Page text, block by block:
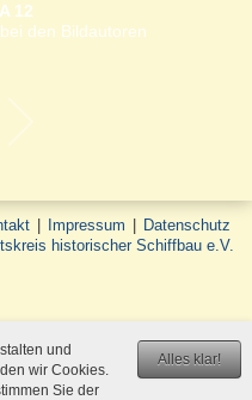
12
den Bildautoren
Impressum
Datenschutz
historischer Schiffbau e.V.
Alles klar!
und
wir Cookies.
Sie der